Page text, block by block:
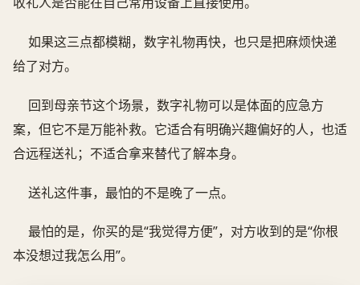
如果这三点都模糊，数字礼物再快，也只是把麻烦快递
给了对方。
回到母亲节这个场景，数字礼物可以是体面的应急方
案，但它不是万能补救。它适合有明确兴趣偏好的人，也适
合远程送礼；不适合拿来替代了解本身。
送礼这件事，最怕的不是晚了一点。
最怕的是，你买的是“我觉得方便”，对方收到的是“你根
本没想过我怎么用”。